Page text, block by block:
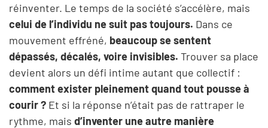
réinventer. Le temps de la société s’accélère, mais
celui de l’individu ne suit pas toujours. Dans ce
mouvement effréné, beaucoup se sentent
dépassés, décalés, voire invisibles. Trouver sa place
devient alors un défi intime autant que collectif :
comment exister pleinement quand tout pousse à
courir ? Et si la réponse n’était pas de rattraper le
rythme, mais d’inventer une autre manière